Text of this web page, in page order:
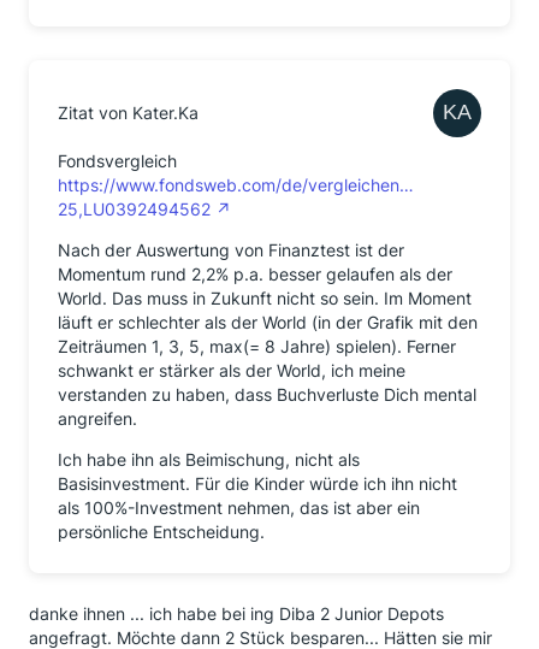
Zitat von Kater.Ka
Fondsvergleich
https://www.fondsweb.com/de/vergleichen…
25,LU0392494562
Nach der Auswertung von Finanztest ist der
Momentum rund 2,2% p.a. besser gelaufen als der
World. Das muss in Zukunft nicht so sein. Im Moment
läuft er schlechter als der World (in der Grafik mit den
Zeiträumen 1, 3, 5, max(= 8 Jahre) spielen). Ferner
schwankt er stärker als der World, ich meine
verstanden zu haben, dass Buchverluste Dich mental
angreifen.
Ich habe ihn als Beimischung, nicht als
Basisinvestment. Für die Kinder würde ich ihn nicht
als 100%-Investment nehmen, das ist aber ein
persönliche Entscheidung.
danke ihnen ... ich habe bei ing Diba 2 Junior Depots
angefragt. Möchte dann 2 Stück besparen... Hätten sie mir